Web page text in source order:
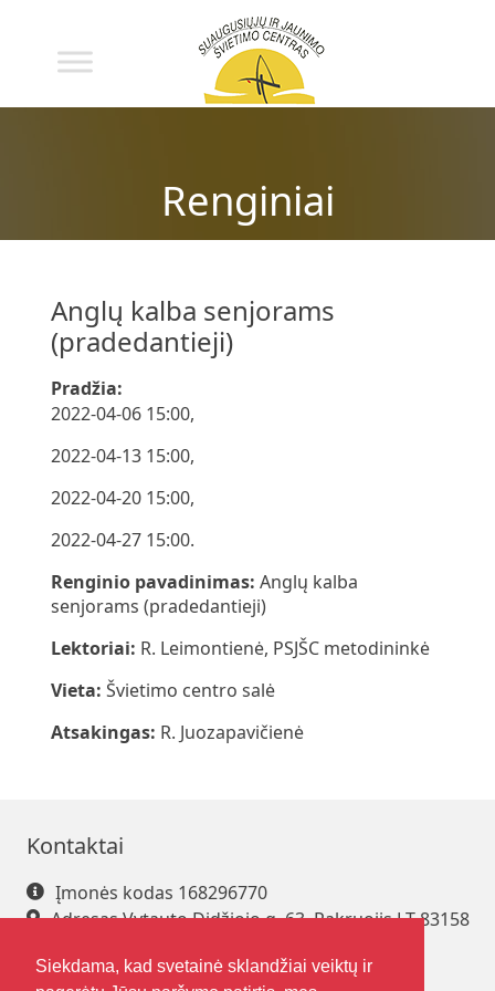
Renginiai
Anglų kalba senjorams
(pradedantieji)
Pradžia:
2022-04-06 15:00,
2022-04-13 15:00,
2022-04-20 15:00,
2022-04-27 15:00.
Renginio pavadinimas: Anglų kalba
senjorams (pradedantieji)
Lektoriai: R. Leimontienė, PSJŠC metodininkė
Vieta: Švietimo centro salė
Atsakingas: R. Juozapavičienė
Kontaktai
Įmonės kodas 168296770
Adresas Vytauto Didžiojo g. 63, Pakruojis LT-83158
El. paštaspakrsjc@gmail.com
Siekdama, kad svetainė sklandžiai veiktų ir